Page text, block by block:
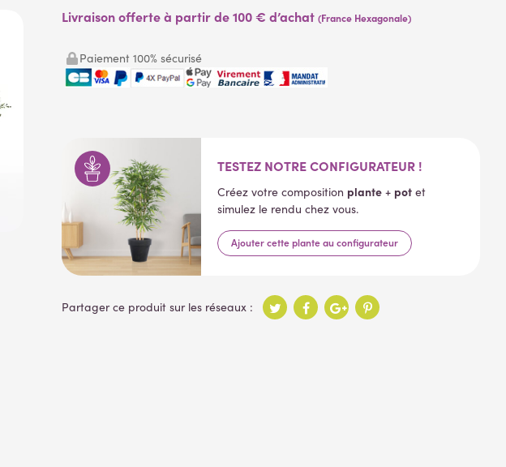
Livraison offerte à partir de 100 € d’achat(France Hexagonale)
Paiement 100% sécurisé
TESTEZ NOTRE CONFIGURATEUR !
Créez votre composition plante + pot et
simulez le rendu chez vous.